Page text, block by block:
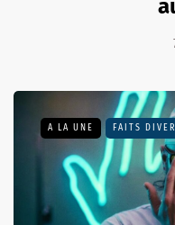
A LA UNE FAITS